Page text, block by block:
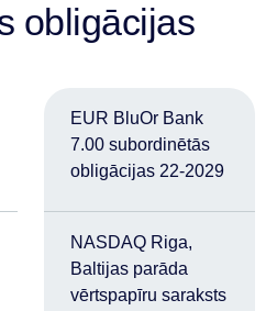
obligācijas
EUR BluOr Bank
7.00 subordinētās
obligācijas 22-2029
NASDAQ Riga,
Baltijas parāda
vērtspapīru saraksts